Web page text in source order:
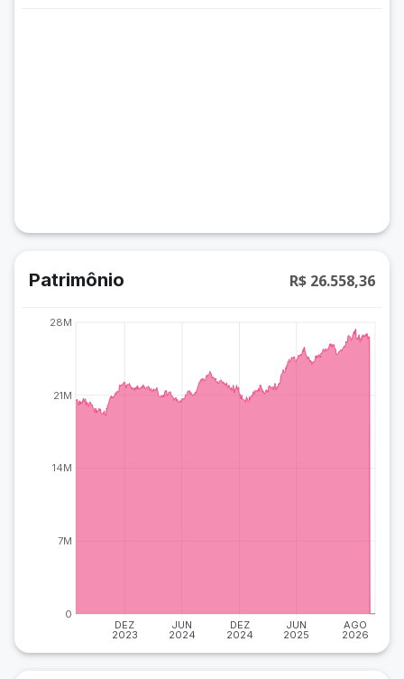
Patrimônio R$ 26.558,36
DEZ
2023
JUN
2024
DEZ
2024
JUN
2025
AGO
2026
0
7M
14M
21M
28M